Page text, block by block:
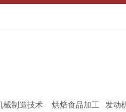
械制造技术 烘焙食品加工 发动